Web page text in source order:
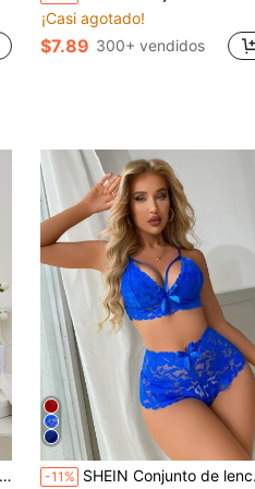
¡Casi agotado!
$7.89 300+ vendidos
-11% SHEIN Conjunto de lencería sexy con sujetador con aros y encaje con corte floral y lazo delantero, y tanga a juego